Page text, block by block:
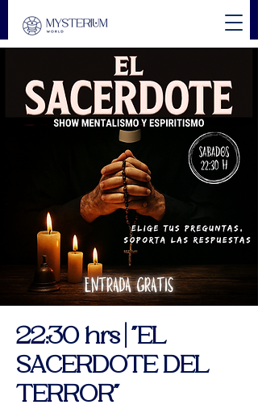
22:30 hrs | "EL
SACERDOTE DEL
TERROR"